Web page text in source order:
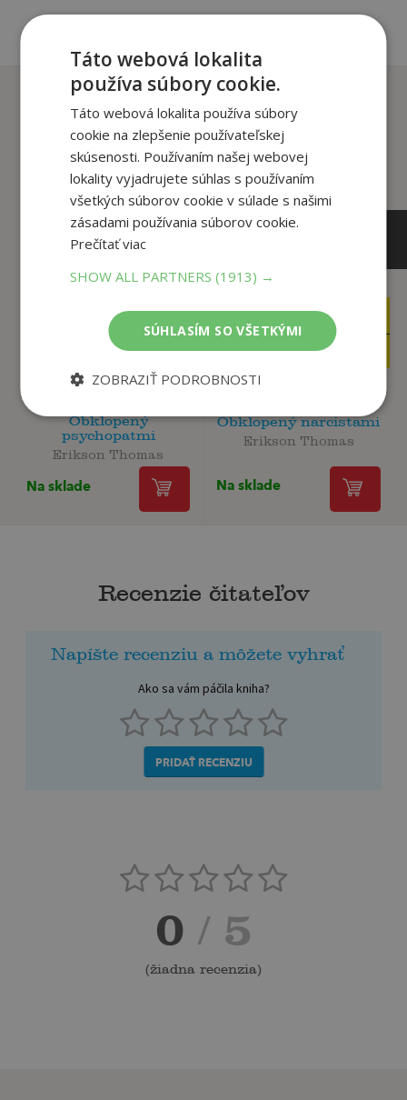
Zákazníci, ktorí si kúpili
tento titul si tiež kúpili
17
17 €
Obklopený
psychopatmi
Erikson Thomas
Na sklade
18
17
Obklopený narcistami
Erikson Thomas
Na sklade
Recenzie čitateľov
Napíšte recenziu a môžete vyhrať
Ako sa vám páčila kniha?
PRIDAŤ RECENZIU
0 / 5
(žiadna recenzia)
Táto webová lokalita
používa súbory cookie.
Táto webová lokalita používa súbory
cookie na zlepšenie používateľskej
skúsenosti. Používaním našej webovej
lokality vyjadrujete súhlas s používaním
všetkých súborov cookie v súlade s našimi
zásadami používania súborov cookie.
Prečítať viac
SHOW ALL PARTNERS(1913) →
SÚHLASÍM SO VŠETKÝMI
ZOBRAZIŤ PODROBNOSTI